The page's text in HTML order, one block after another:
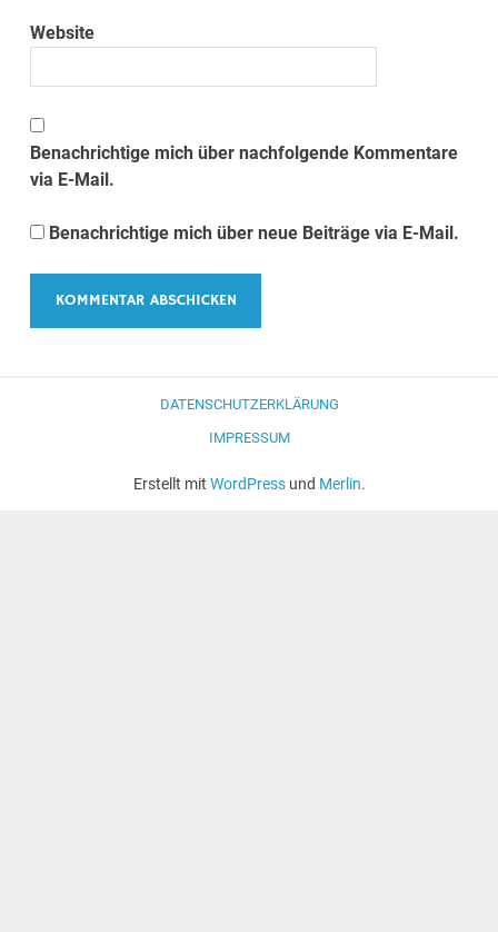
Website
Benachrichtige mich über nachfolgende Kommentare
via E-Mail.
Benachrichtige mich über neue Beiträge via E-Mail.
DATENSCHUTZERKLÄRUNG
IMPRESSUM
Erstellt mit WordPressund Merlin.